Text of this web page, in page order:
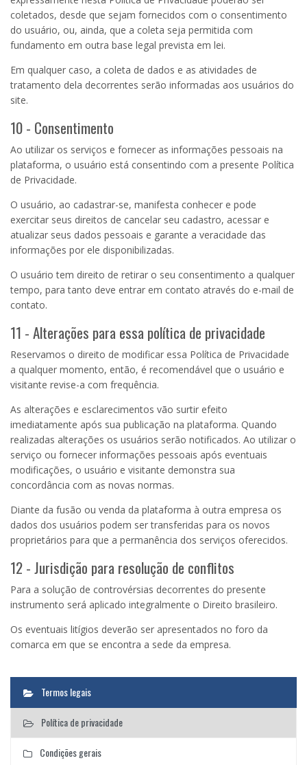
coletados, desde que sejam fornecidos com o consentimento
do usuário, ou, ainda, que a coleta seja permitida com
fundamento em outra base legal prevista em lei.
Em qualquer caso, a coleta de dados e as atividades de
tratamento dela decorrentes serão informadas aos usuários do
site.
10 - Consentimento
Ao utilizar os serviços e fornecer as informações pessoais na
plataforma, o usuário está consentindo com a presente Política
de Privacidade.
O usuário, ao cadastrar-se, manifesta conhecer e pode
exercitar seus direitos de cancelar seu cadastro, acessar e
atualizar seus dados pessoais e garante a veracidade das
informações por ele disponibilizadas.
O usuário tem direito de retirar o seu consentimento a qualquer
tempo, para tanto deve entrar em contato através do e-mail de
contato.
11 - Alterações para essa política de privacidade
Reservamos o direito de modificar essa Política de Privacidade
a qualquer momento, então, é recomendável que o usuário e
visitante revise-a com frequência.
As alterações e esclarecimentos vão surtir efeito
imediatamente após sua publicação na plataforma. Quando
realizadas alterações os usuários serão notificados. Ao utilizar o
serviço ou fornecer informações pessoais após eventuais
modificações, o usuário e visitante demonstra sua
concordância com as novas normas.
Diante da fusão ou venda da plataforma à outra empresa os
dados dos usuários podem ser transferidas para os novos
proprietários para que a permanência dos serviços oferecidos.
12 - Jurisdição para resolução de conflitos
Para a solução de controvérsias decorrentes do presente
instrumento será aplicado integralmente o Direito brasileiro.
Os eventuais litígios deverão ser apresentados no foro da
comarca em que se encontra a sede da empresa.
Termos legais
Política de privacidade
Condições gerais